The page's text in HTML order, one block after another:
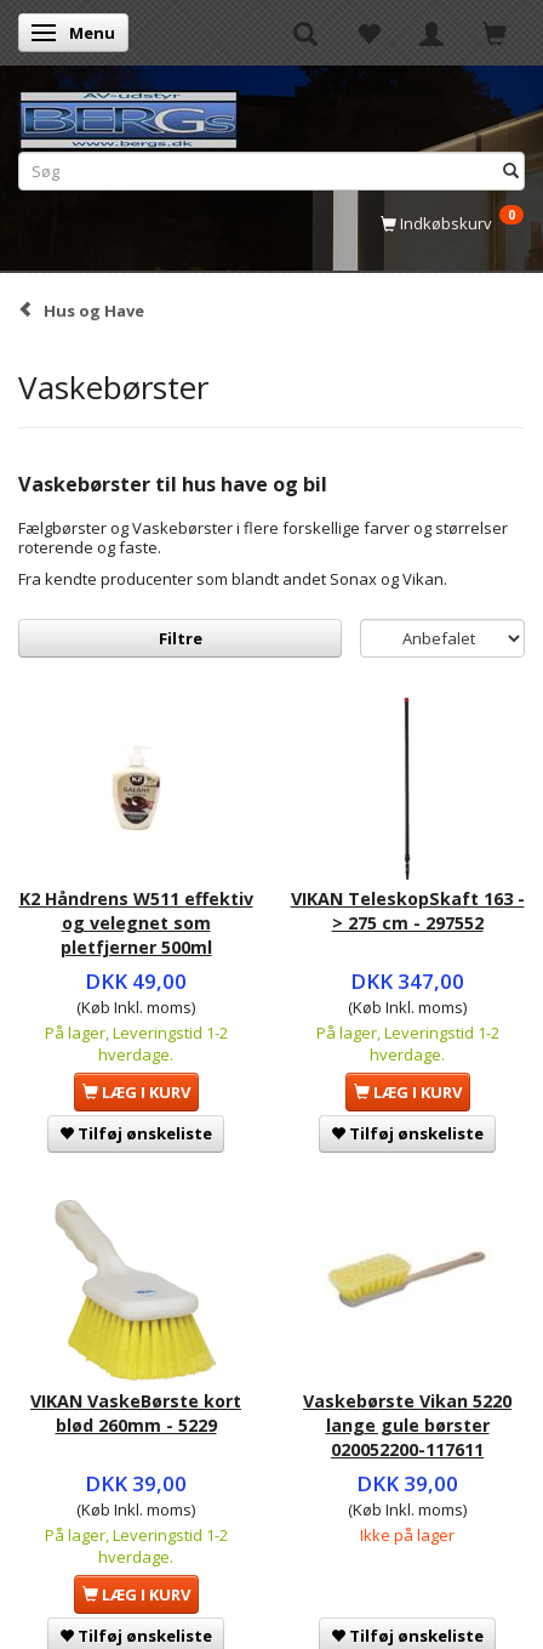
Skifte navigation
Menu
Indkøbskurv 0
Hus og Have
Vaskebørster
Vaskebørster til hus have og bil
Fælgbørster og Vaskebørster i flere forskellige farver og størrelser
roterende og faste.
Fra kendte producenter som blandt andet Sonax og Vikan.
Filtre
K2 Håndrens W511 effektiv
og velegnet som
pletfjerner 500ml
DKK 49,00
(Køb Inkl. moms)
På lager, Leveringstid 1-2
hverdage.
LÆG I KURV
Tilføj ønskeliste
VIKAN TeleskopSkaft 163 -
> 275 cm - 297552
DKK 347,00
(Køb Inkl. moms)
På lager, Leveringstid 1-2
hverdage.
LÆG I KURV
Tilføj ønskeliste
VIKAN VaskeBørste kort
blød 260mm - 5229
DKK 39,00
(Køb Inkl. moms)
På lager, Leveringstid 1-2
hverdage.
LÆG I KURV
Tilføj ønskeliste
Vaskebørste Vikan 5220
lange gule børster
020052200-117611
DKK 39,00
(Køb Inkl. moms)
Ikke på lager
Tilføj ønskeliste